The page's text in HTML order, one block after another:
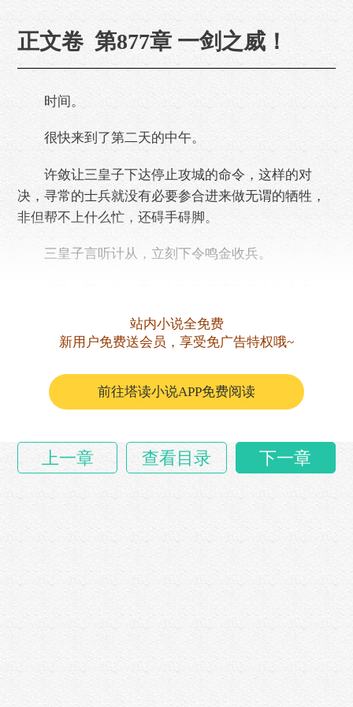
正文卷 第877章 一剑之威！
时间。
很快来到了第二天的中午。
许敛让三皇子下达停止攻城的命令，这样的对
决，寻常的士兵就没有必要参合进来做无谓的牺牲，
非但帮不上什么忙，还碍手碍脚。
三皇子言听计从，立刻下令鸣金收兵。
只见，砒霜国的国都已经满目疮痍，整个国都周
站内小说全免费
新用户免费送会员，享受免广告特权哦~
前往塔读小说APP免费阅读
上一章 查看目录 下一章